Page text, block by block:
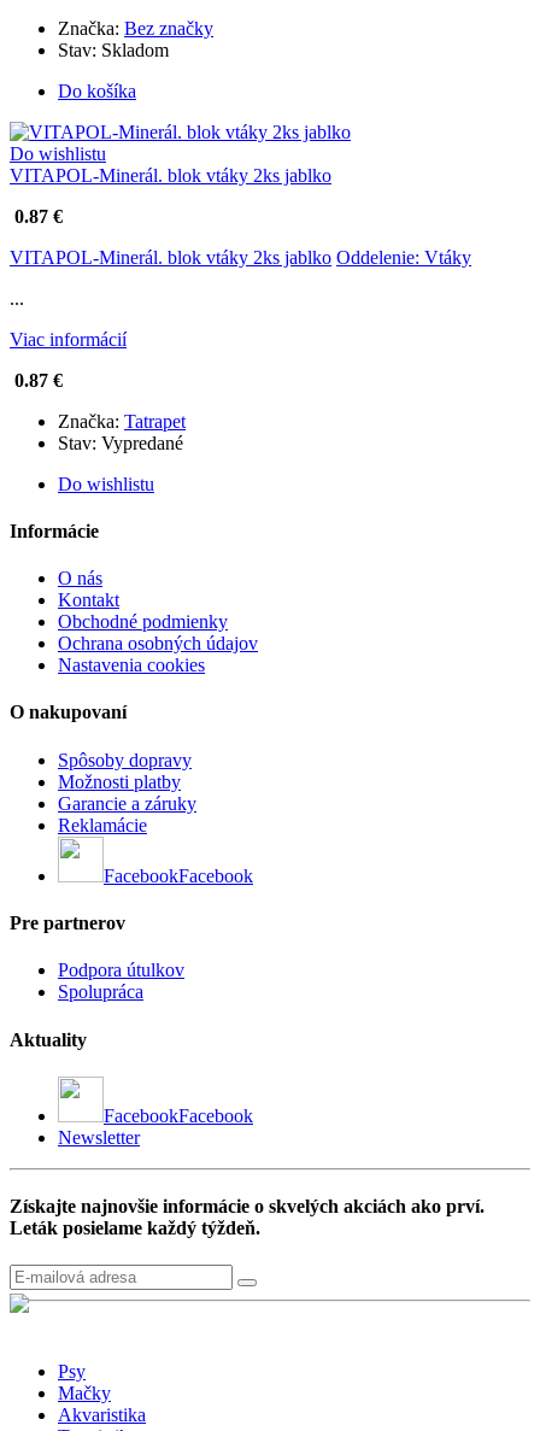
Značka: Bez značky
Stav: Skladom
Do košíka
Do wishlistu
VITAPOL-Minerál. blok vtáky 2ks jablko
0.87 €
VITAPOL-Minerál. blok vtáky 2ks jablko Oddelenie: Vtáky
...
Viac informácií
0.87 €
Značka: Tatrapet
Stav: Vypredané
Do wishlistu
Informácie
O nás
Kontakt
Obchodné podmienky
Ochrana osobných údajov
Nastavenia cookies
O nakupovaní
Spôsoby dopravy
Možnosti platby
Garancie a záruky
Reklamácie
FacebookFacebook
Pre partnerov
Podpora útulkov
Spolupráca
Aktuality
FacebookFacebook
Newsletter
Získajte najnovšie informácie o skvelých akciách ako prví.
Leták posielame každý týždeň.
Psy
Mačky
Akvaristika